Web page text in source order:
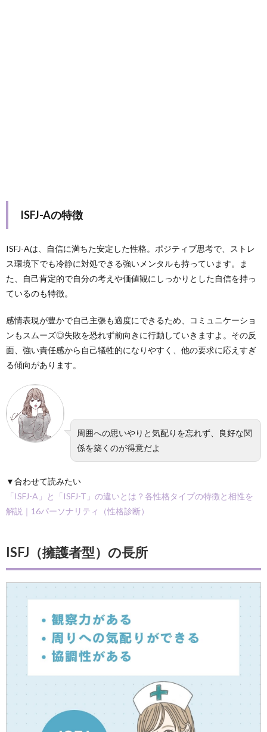
ISFJ-Aの特徴
ISFJ-Aは、自信に満ちた安定した性格。ポジティブ思考で、ストレ
ス環境下でも冷静に対処できる強いメンタルも持っています。ま
た、自己肯定的で自分の考えや価値観にしっかりとした自信を持っ
ているのも特徴。
感情表現が豊かで自己主張も適度にできるため、コミュニケーショ
ンもスムーズ◎失敗を恐れず前向きに行動していきますよ。その反
面、強い責任感から自己犠牲的になりやすく、他の要求に応えすぎ
る傾向があります。
周囲への思いやりと気配りを忘れず、良好な関
係を築くのが得意だよ
▼合わせて読みたい
「ISFJ-A」と「ISFJ-T」の違いとは？各性格タイプの特徴と相性を
解説｜16パーソナリティ（性格診断）
ISFJ（擁護者型）の長所